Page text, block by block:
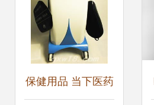
保健用品 当下医药